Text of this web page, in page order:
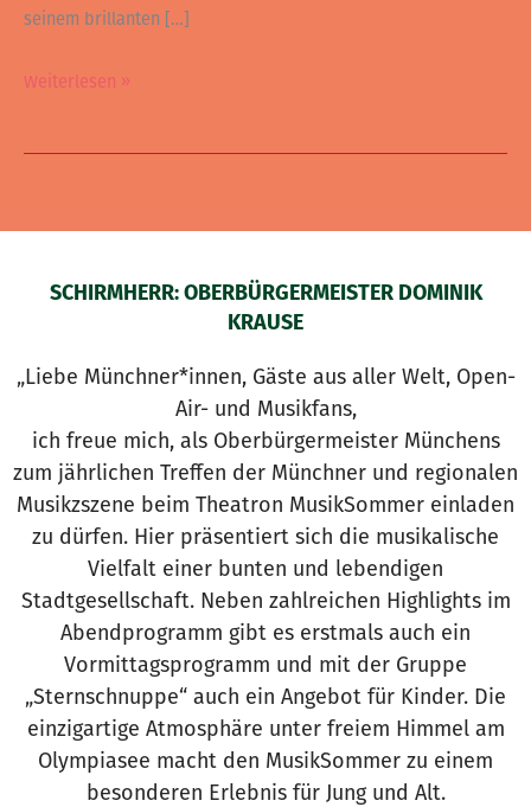
seinem brillanten […]
Weiterlesen »
SCHIRMHERR: OBERBÜRGERMEISTER DOMINIK
KRAUSE
„Liebe Münchner*innen, Gäste aus aller Welt, Open-
Air- und Musikfans,
ich freue mich, als Oberbürgermeister Münchens
zum jährlichen Treffen der Münchner und regionalen
Musikzszene beim Theatron MusikSommer einladen
zu dürfen. Hier präsentiert sich die musikalische
Vielfalt einer bunten und lebendigen
Stadtgesellschaft. Neben zahlreichen Highlights im
Abendprogramm gibt es erstmals auch ein
Vormittagsprogramm und mit der Gruppe
„Sternschnuppe“ auch ein Angebot für Kinder. Die
einzigartige Atmosphäre unter freiem Himmel am
Olympiasee macht den MusikSommer zu einem
besonderen Erlebnis für Jung und Alt.